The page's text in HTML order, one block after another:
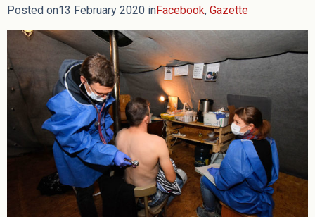
Posted on13 February 2020 inFacebook, Gazette